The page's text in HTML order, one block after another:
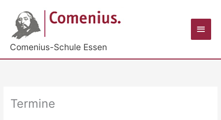
springen
Comenius-Schule Essen
Termine
2:00
3:00
5:00